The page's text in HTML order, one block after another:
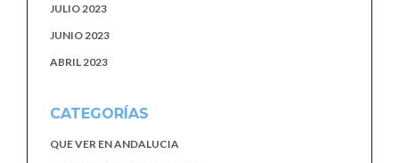
JULIO 2023
JUNIO 2023
ABRIL 2023
CATEGORÍAS
QUE VER EN ANDALUCIA